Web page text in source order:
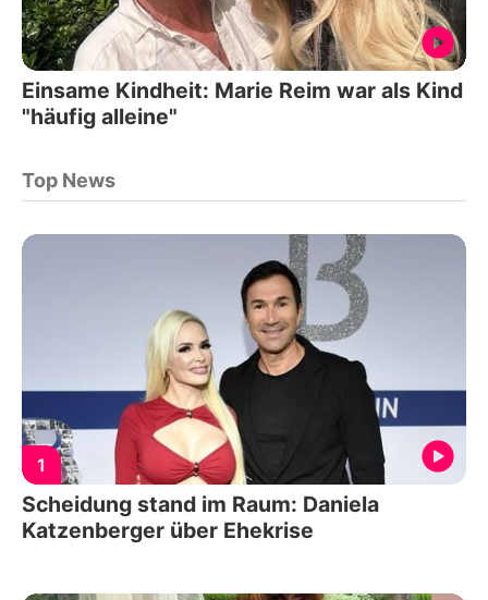
Einsame Kindheit: Marie Reim war als Kind
"häufig alleine"
Top News
1
Scheidung stand im Raum: Daniela
Katzenberger über Ehekrise